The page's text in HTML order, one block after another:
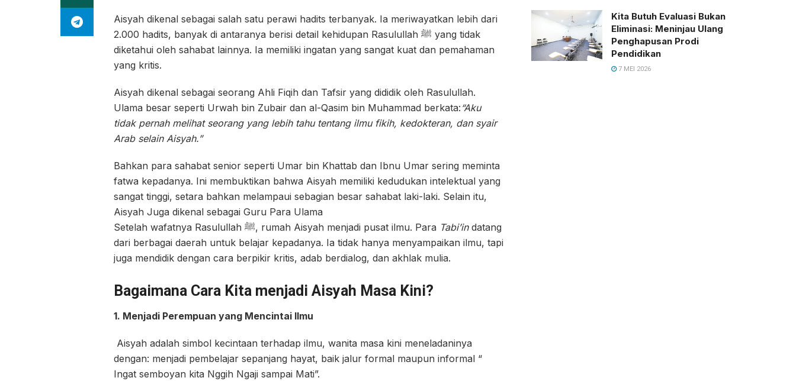
Aisyah dikenal sebagai salah satu perawi hadits terbanyak. Ia meriwayatkan lebih dari
2.000 hadits, banyak di antaranya berisi detail kehidupan Rasulullah ﷺ yang tidak
diketahui oleh sahabat lainnya. Ia memiliki ingatan yang sangat kuat dan pemahaman
yang kritis.
Aisyah dikenal sebagai seorang Ahli Fiqih dan Tafsir yang dididik oleh Rasulullah.
Ulama besar seperti Urwah bin Zubair dan al-Qasim bin Muhammad berkata: “Aku
tidak pernah melihat seorang yang lebih tahu tentang ilmu fikih, kedokteran, dan syair
Arab selain Aisyah.”
Bahkan para sahabat senior seperti Umar bin Khattab dan Ibnu Umar sering meminta
fatwa kepadanya. Ini membuktikan bahwa Aisyah memiliki kedudukan intelektual yang
sangat tinggi, setara bahkan melampaui sebagian besar sahabat laki-laki. Selain itu,
Aisyah Juga dikenal sebagai Guru Para Ulama
Setelah wafatnya Rasulullah ﷺ, rumah Aisyah menjadi pusat ilmu. Para Tabi’indatang
dari berbagai daerah untuk belajar kepadanya. Ia tidak hanya menyampaikan ilmu, tapi
juga mendidik dengan cara berpikir kritis, adab berdialog, dan akhlak mulia.
Bagaimana Cara Kita menjadi Aisyah Masa Kini?
1. Menjadi Perempuan yang Mencintai Ilmu
Aisyah adalah simbol kecintaan terhadap ilmu, wanita masa kini meneladaninya
dengan: menjadi pembelajar sepanjang hayat, baik jalur formal maupun informal “
Ingat semboyan kita Nggih Ngaji sampai Mati”.
Kita Butuh Evaluasi Bukan
Eliminasi: Meninjau Ulang
Penghapusan Prodi
Pendidikan
7 MEI 2026